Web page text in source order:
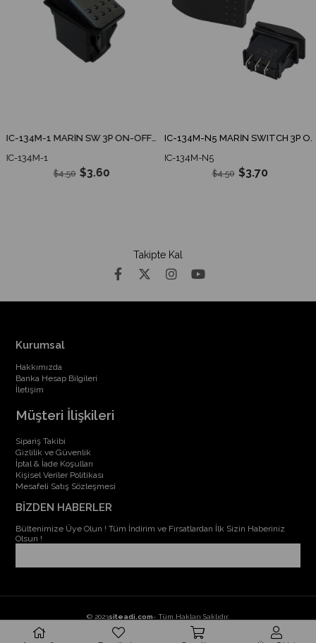
IC-134M-1 MARİN SW 3P ON-OFF İNCE IŞIKLI 12-24V KIRMIZI - YEŞİL
IC-134M-1
$3.60
$4.50
IC-134M-N5 MARİN SWITCH 3P ON-OFF-ON 12-24V LEDSİZ
IC-134M-N5
$3.70
$4.50
Takipte Kal
Kurumsal
Hakkımızda
Banka Hesap Bilgileri
İletişim
Müşteri İlişkileri
Sipariş Takibi
Gizlilik ve Güvenlik
İptal & İade Koşulları
Kişisel Veriler Politikası
Mesafeli Satış Sözleşmesi
BİZDEN HABERLER
Bültenimize Üye Olun ! Tüm İndirim ve Fırsatlardan İlk Sizin Haberiniz
Olsun !
© 2023siteadi.com- Tüm Hakları Saklıdır.